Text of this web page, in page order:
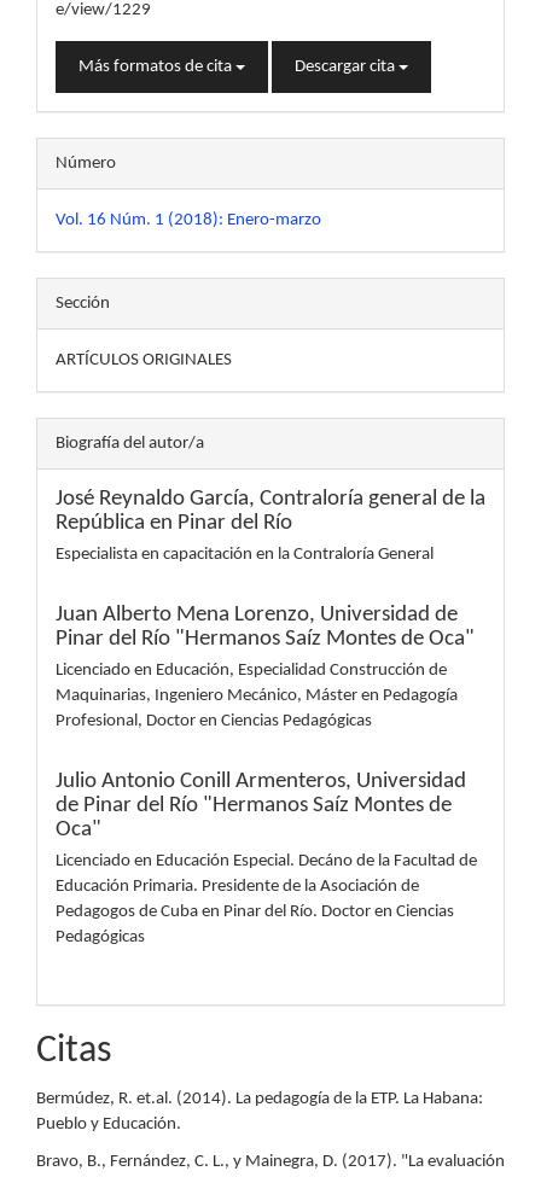
e/view/1229
Más formatos de cita Descargar cita
Número
Vol. 16 Núm. 1 (2018): Enero-marzo
Sección
ARTÍCULOS ORIGINALES
Biografía del autor/a
José Reynaldo García, Contraloría general de la
República en Pinar del Río
Especialista en capacitación en la Contraloría General
Juan Alberto Mena Lorenzo, Universidad de
Pinar del Río "Hermanos Saíz Montes de Oca"
Licenciado en Educación, Especialidad Construcción de
Maquinarias, Ingeniero Mecánico, Máster en Pedagogía
Profesional, Doctor en Ciencias Pedagógicas
Julio Antonio Conill Armenteros, Universidad
de Pinar del Río "Hermanos Saíz Montes de
Oca"
Licenciado en Educación Especial. Decáno de la Facultad de
Educación Primaria. Presidente de la Asociación de
Pedagogos de Cuba en Pinar del Río. Doctor en Ciencias
Pedagógicas
Citas
Bermúdez, R. et.al. (2014). La pedagogía de la ETP. La Habana:
Pueblo y Educación.
Bravo, B., Fernández, C. L., y Mainegra, D. (2017). "La evaluación